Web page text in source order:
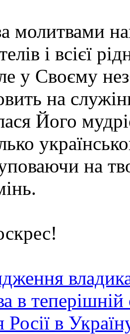
молитвами
і всієї
у Своєму
на
Його
на
в теперішній
Росії в